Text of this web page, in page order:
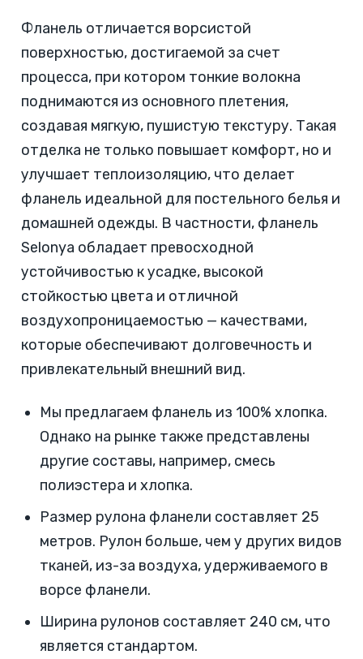
Фланель отличается ворсистой
поверхностью, достигаемой за счет
процесса, при котором тонкие волокна
поднимаются из основного плетения,
создавая мягкую, пушистую текстуру. Такая
отделка не только повышает комфорт, но и
улучшает теплоизоляцию, что делает
фланель идеальной для постельного белья и
домашней одежды. В частности, фланель
Selonya обладает превосходной
устойчивостью к усадке, высокой
стойкостью цвета и отличной
воздухопроницаемостью — качествами,
которые обеспечивают долговечность и
привлекательный внешний вид.
Мы предлагаем фланель из 100% хлопка.
Однако на рынке также представлены
другие составы, например, смесь
полиэстера и хлопка.
Размер рулона фланели составляет 25
метров. Рулон больше, чем у других видов
тканей, из-за воздуха, удерживаемого в
ворсе фланели.
Ширина рулонов составляет 240 см, что
является стандартом.